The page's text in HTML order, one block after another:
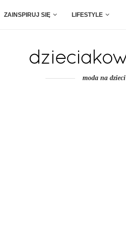
ZAINSPIRUJ SIĘ LIFESTYLE
moda na dzieci